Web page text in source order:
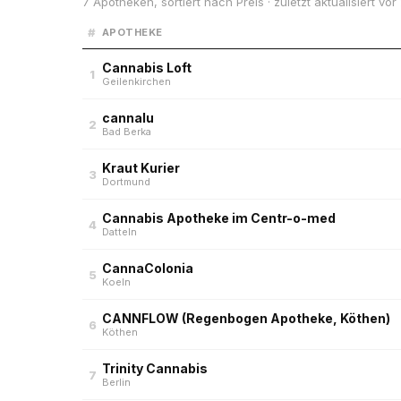
# APOTHEKE
1 Cannabis Loft
Geilenkirchen
2 cannalu
Bad Berka
3 Kraut Kurier
Dortmund
4 Cannabis Apotheke im Centr-o-med
Datteln
5 CannaColonia
Koeln
6 CANNFLOW (Regenbogen Apotheke, Köthen)
Köthen
7 Trinity Cannabis
Berlin